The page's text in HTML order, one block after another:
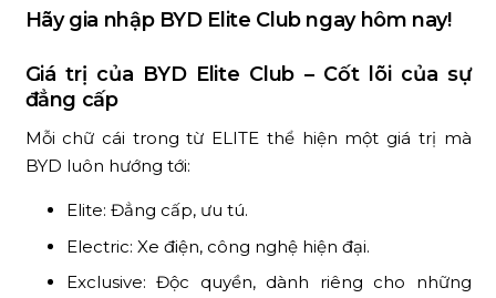
Hãy gia nhập BYD Elite Club ngay hôm nay!
Giá trị của BYD Elite Club – Cốt lõi của sự
đẳng cấp
Mỗi chữ cái trong từ ELITE thể hiện một giá trị mà
BYD luôn hướng tới:
Elite: Đẳng cấp, ưu tú.
Electric: Xe điện, công nghệ hiện đại.
Exclusive: Độc quyền, dành riêng cho những